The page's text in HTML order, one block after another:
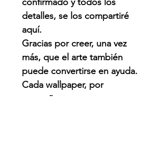
detalles, se los compartiré
aquí.
Gracias por creer, una vez
más, que el arte también
puede convertirse en ayuda.
Cada wallpaper, por
pequeño que parezca,